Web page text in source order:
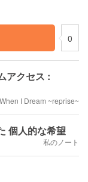
0
アクセス :
When I Dream ~reprise~
個人的な希望
私のノート